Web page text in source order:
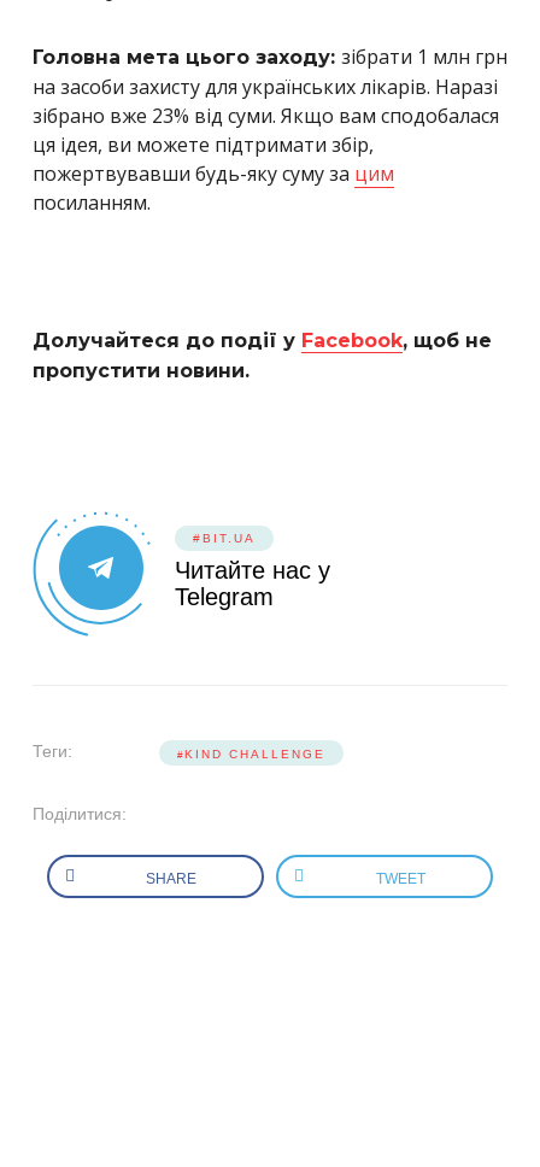
Головна мета цього заходу: зібрати 1 млн грн
на засоби захисту для українських лікарів. Наразі
зібрано вже 23% від суми. Якщо вам сподобалася
ця ідея, ви можете підтримати збір,
пожертвувавши будь-яку суму за цим
посиланням.
Долучайтеся до події у Facebook, щоб не
пропустити новини.
#BIT.UA
Читайте нас у
Telegram
Теги: KIND CHALLENGE
Поділитися:
SHARE TWEET